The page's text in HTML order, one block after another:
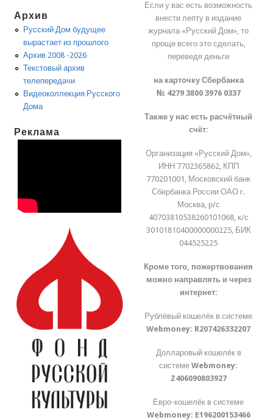
Архив
Русский Дом будущее
вырастает из прошлого
Архив 2008 -2026
Текстовый архив
телепередачи
Видеоколлекция Русского
Дома
Реклама
Если у вас есть возможность
внести лепту в издание
журнала «Русский Дом», то
проще всего это сделать,
переведя деньги
на карточку Сбербанка
№ 4279 3800 3976 0337
Также у нас есть расчётный
счёт:
Организация «Русский Дом»,
ИНН 7702365862, КПП
770201001, Московский банк
Сбербанка России ОАО г.
Москва, р/с
40703810538260101068, к/с
30101810400000000225, БИК
044525225
Кроме того, пожертвования
можно направлять и через
интернет:
Рублёвый кошелёк в системе
Webmoney: R207426332207
Долларовый кошелёк в
системеWebmoney:
Z406090803927
Евро-кошелёк в системе
Webmoney: E196200153466